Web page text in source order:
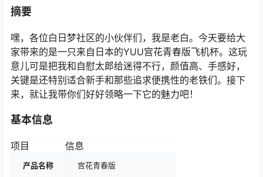
摘要
嘿，各位白日梦社区的小伙伴们，我是老白。今天要给大
家带来的是一只来自日本的YUU宫花青春版飞机杯。这玩
意儿可是把我和自慰太郎给迷得不行，颜值高、手感好，
关键是还特别适合新手和那些追求便携性的老铁们。接下
来，就让我带你们好好领略一下它的魅力吧！
基本信息
项目 信息
产品名称 宫花青春版